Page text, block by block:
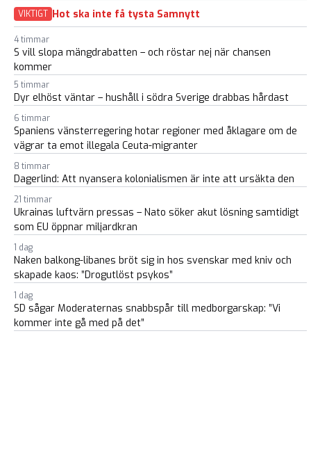
VIKTIGT Hot ska inte få tysta Samnytt
4 timmar
S vill slopa mängdrabatten – och röstar nej när chansen
kommer
5 timmar
Dyr elhöst väntar – hushåll i södra Sverige drabbas hårdast
6 timmar
Spaniens vänsterregering hotar regioner med åklagare om de
vägrar ta emot illegala Ceuta-migranter
8 timmar
Dagerlind: Att nyansera kolonialismen är inte att ursäkta den
21 timmar
Ukrainas luftvärn pressas – Nato söker akut lösning samtidigt
som EU öppnar miljardkran
1 dag
Naken balkong-libanes bröt sig in hos svenskar med kniv och
skapade kaos: ”Drogutlöst psykos”
1 dag
SD sågar Moderaternas snabbspår till medborgarskap: ”Vi
kommer inte gå med på det”